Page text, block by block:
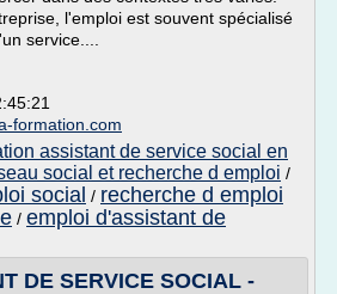
l'emploi est souvent spécialisé
service....
formation.com
assistant de service social en
social et recherche d emploi /
social / recherche d emploi
/ emploi d'assistant de
DE SERVICE SOCIAL -